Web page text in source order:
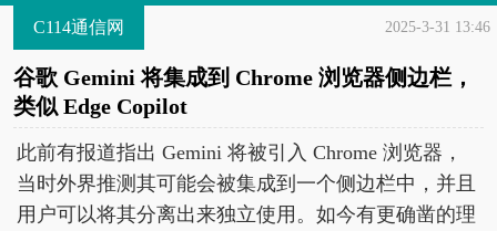
C114通信网 2025-3-31 13:46
谷歌 Gemini 将集成到 Chrome 浏览器侧边栏，
类似 Edge Copilot
此前有报道指出 Gemini 将被引入 Chrome 浏览器，
当时外界推测其可能会被集成到一个侧边栏中，并且
用户可以将其分离出来独立使用。如今有更确凿的理